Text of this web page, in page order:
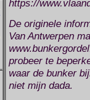
https://
De originele
Van Antwerpen
probeer te
waar de bunker
niet mijn dada.